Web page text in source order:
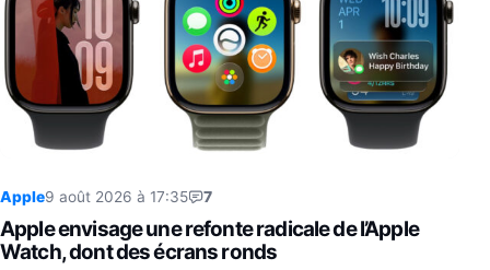
Apple9 août 2026 à 17:35 7
Apple envisage une refonte radicale de l’Apple
Watch, dont des écrans ronds